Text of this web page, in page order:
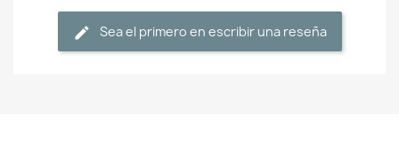
Sea el primero en escribir una reseña